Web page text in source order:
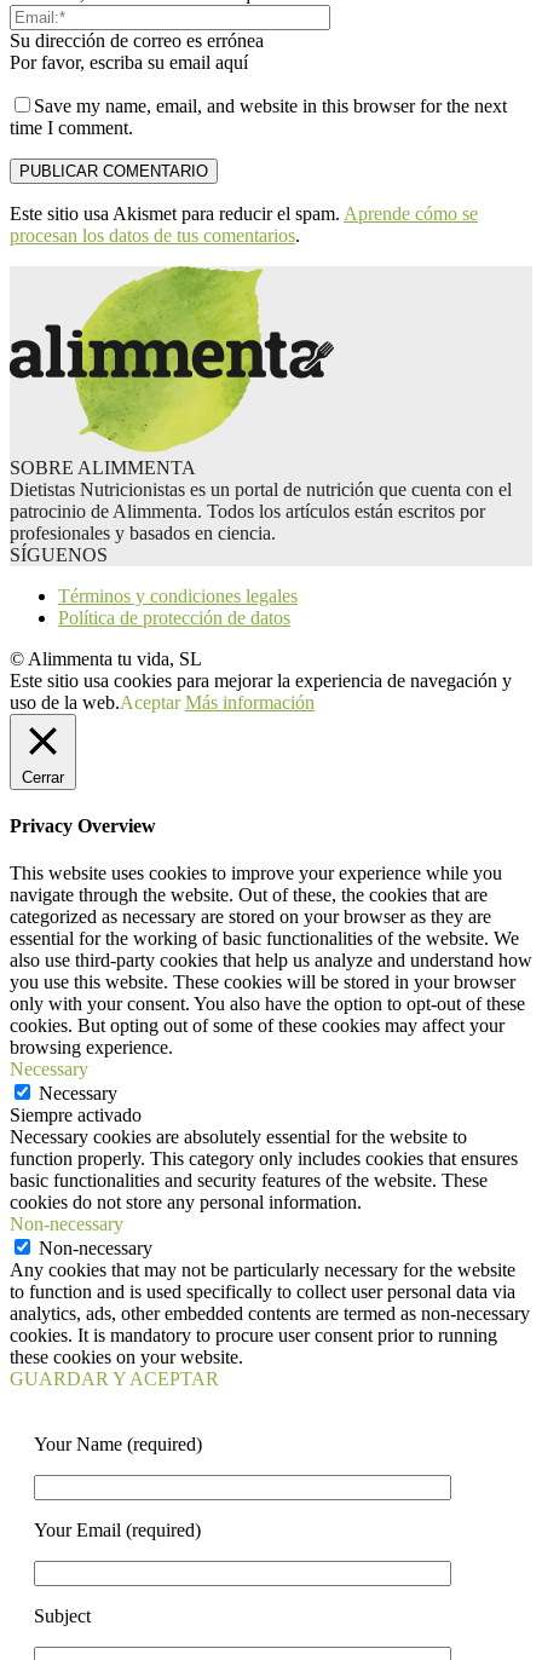
Su dirección de correo es errónea
Por favor, escriba su email aquí
Save my name, email, and website in this browser for the next
time I comment.
Este sitio usa Akismet para reducir el spam. Aprende cómo se
procesan los datos de tus comentarios.
SOBRE ALIMMENTA
Dietistas Nutricionistas es un portal de nutrición que cuenta con el
patrocinio de Alimmenta. Todos los artículos están escritos por
profesionales y basados en ciencia.
SÍGUENOS
Términos y condiciones legales
Política de protección de datos
© Alimmenta tu vida, SL
Este sitio usa cookies para mejorar la experiencia de navegación y
uso de la web.Aceptar Más información
Cerrar
Privacy Overview
This website uses cookies to improve your experience while you
navigate through the website. Out of these, the cookies that are
categorized as necessary are stored on your browser as they are
essential for the working of basic functionalities of the website. We
also use third-party cookies that help us analyze and understand how
you use this website. These cookies will be stored in your browser
only with your consent. You also have the option to opt-out of these
cookies. But opting out of some of these cookies may affect your
browsing experience.
Necessary
Necessary
Siempre activado
Necessary cookies are absolutely essential for the website to
function properly. This category only includes cookies that ensures
basic functionalities and security features of the website. These
cookies do not store any personal information.
Non-necessary
Non-necessary
Any cookies that may not be particularly necessary for the website
to function and is used specifically to collect user personal data via
analytics, ads, other embedded contents are termed as non-necessary
cookies. It is mandatory to procure user consent prior to running
these cookies on your website.
GUARDAR Y ACEPTAR
Your Name (required)
Your Email (required)
Subject